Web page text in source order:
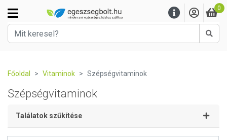
0
Főoldal Vitaminok Szépségvitaminok
Szépségvitaminok
Találatok szűkítése